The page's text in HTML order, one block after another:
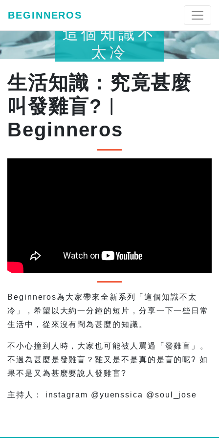
BEGINNEROS
這個知識不
太冷
生活知識：究竟甚麼
叫發雞盲?︱
Beginneros
Beginneros為大家帶來全新系列「這個知識不太
冷」，希望以大約一分鐘的短片，分享一下一些日常
生活中，從來沒有問為甚麼的知識。
不小心撞到人時，大家也可能被人罵過「發雞盲」。
不過為甚麼是發雞盲？雞又是不是真的是盲的呢? 如
果不是又為甚麼要說人發雞盲?
主持人： instagram @yuenssica @soul_jose